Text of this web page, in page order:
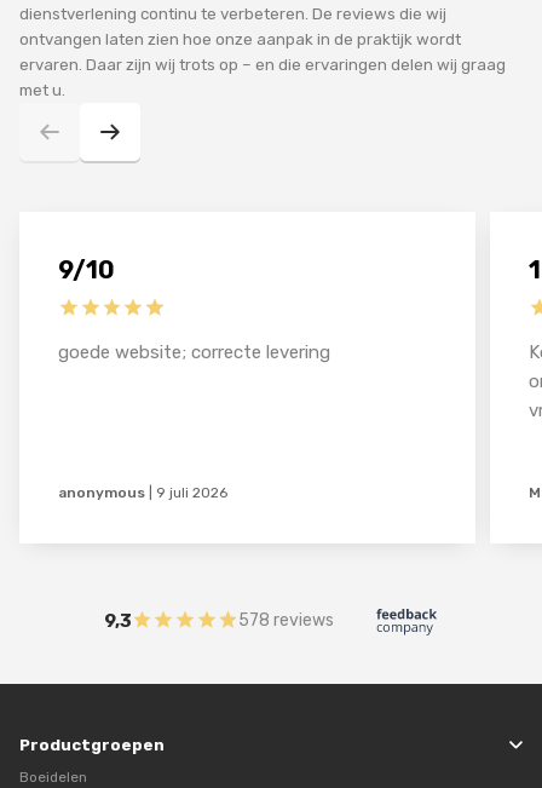
dienstverlening continu te verbeteren. De reviews die wij
ontvangen laten zien hoe onze aanpak in de praktijk wordt
ervaren. Daar zijn wij trots op – en die ervaringen delen wij graag
met u.
9/10
goede website; correcte levering
anonymous 9 juli 2026
9,3 578 reviews
Productgroepen
Boeidelen